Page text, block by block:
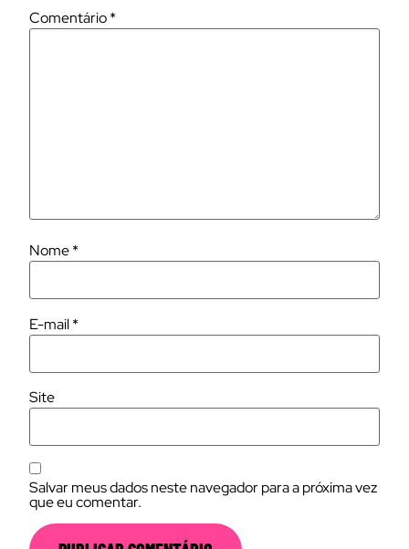
Comentário*
Nome*
E-mail*
Site
Salvar meus dados neste navegador para a próxima vez
que eu comentar.